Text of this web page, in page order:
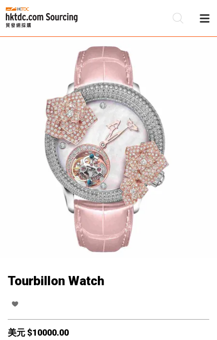
Tourbillon Watch
美元 $10000.00